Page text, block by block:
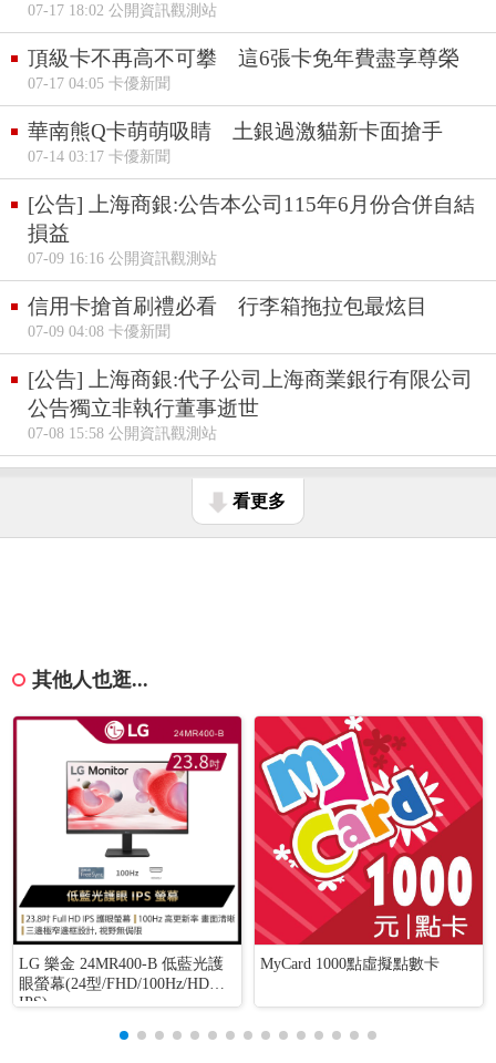
07-17 18:02 公開資訊觀測站
頂級卡不再高不可攀 這6張卡免年費盡享尊榮
07-17 04:05 卡優新聞
華南熊Q卡萌萌吸睛 土銀過激貓新卡面搶手
07-14 03:17 卡優新聞
[公告] 上海商銀:公告本公司115年6月份合併自結
損益
07-09 16:16 公開資訊觀測站
信用卡搶首刷禮必看 行李箱拖拉包最炫目
07-09 04:08 卡優新聞
[公告] 上海商銀:代子公司上海商業銀行有限公司
公告獨立非執行董事逝世
07-08 15:58 公開資訊觀測站
看更多
其他人也逛...
LG 樂金 24MR400-B 低藍光護
眼螢幕(24型/FHD/100Hz/HDMI/
IPS)
MyCard 1000點虛擬點數卡